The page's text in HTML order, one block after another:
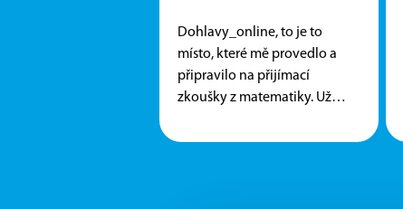
Dohlavy_online, to je to
místo, které mě provedlo a
připravilo na přijímací
zkoušky z matematiky. Už…